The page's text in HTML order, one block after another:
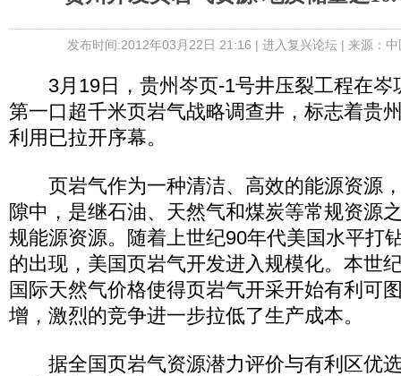
发布时间:2012年03月22日 21:16 | 进入复兴论坛| 来源：
3月19日，贵州岑页-1号井压裂工程在岑
第一口超千米页岩气战略调查井，标志着贵
利用已拉开序幕。
页岩气作为一种清洁、高效的能源资源
隙中，是继石油、天然气和煤炭等常规资源
规能源资源。随着上世纪90年代美国水平打
的出现，美国页岩气开发进入规模化。本世
国际天然气价格使得页岩气开采开始有利可
增，激烈的竞争进一步拉低了生产成本。
据全国页岩气资源潜力评价与有利区优